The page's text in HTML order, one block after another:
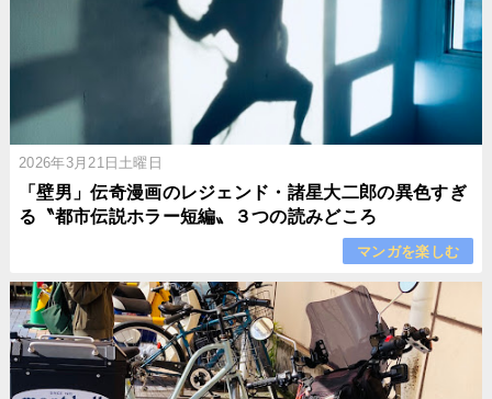
2026年3月21日土曜日
「壁男」伝奇漫画のレジェンド・諸星大二郎の異色すぎ
る〝都市伝説ホラー短編〟３つの読みどころ
マンガを楽しむ